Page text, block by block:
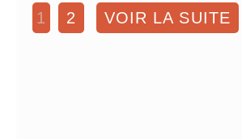
1 2 VOIR LA SUITE